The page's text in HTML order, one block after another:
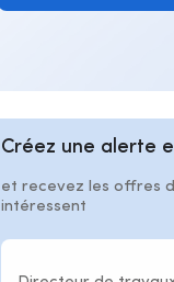
Créez une alerte
et recevez les offres
intéressent